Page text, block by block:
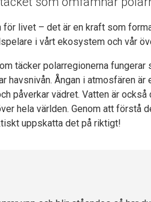
livet – det är en kraft som
i vårt ekosystem och vår
täcker polarregionerna fungerar
Ångan i atmosfären är
påverkar vädret. Vatten är också
hela världen. Genom att förstå
uppskatta det på riktigt!